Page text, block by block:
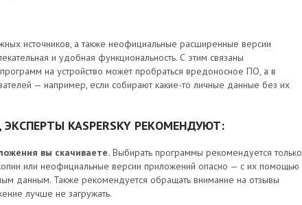
источников, а также неофициальные расширенные версии
и удобная функциональность. С этим связаны
на устройство может пробраться вредоносное ПО, а в
— например, если собирают какие-то личные данные без их
KASPERSKY РЕКОМЕНДУЮТ:
вы скачиваете. Выбирать программы рекомендуется только
или неофициальные версии приложений опасно — с их помощью
данным. Также рекомендуется обращать внимание на отзывы
лучше не загружать.